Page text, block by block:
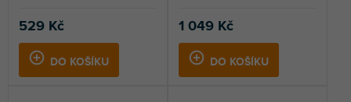
529 Kč
DO KOŠÍKU
1 049 Kč
DO KOŠÍKU